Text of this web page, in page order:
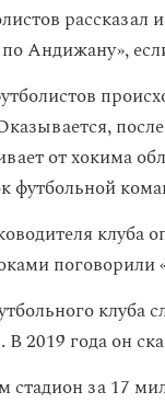
рассказал
Андижану»,
от хокима
футбольной
клуба
клуба
2019 года он
стадион за 17